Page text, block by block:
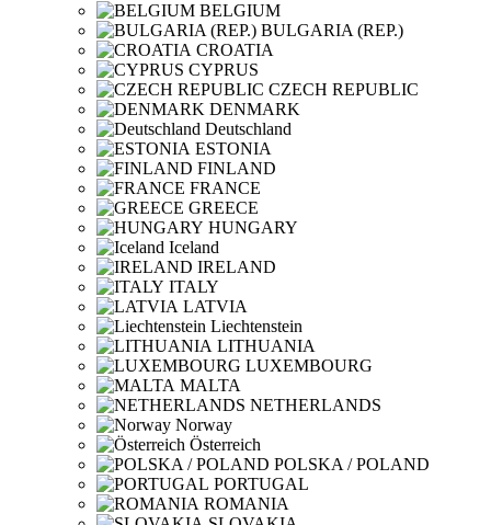
BELGIUM
BULGARIA (REP.)
CROATIA
CYPRUS
CZECH REPUBLIC
DENMARK
Deutschland
ESTONIA
FINLAND
FRANCE
GREECE
HUNGARY
Iceland
IRELAND
ITALY
LATVIA
Liechtenstein
LITHUANIA
LUXEMBOURG
MALTA
NETHERLANDS
Norway
Österreich
POLSKA / POLAND
PORTUGAL
ROMANIA